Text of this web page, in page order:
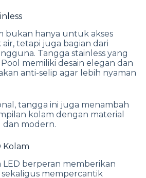
bukan hanya untuk akses
tetapi juga bagian dari
Tangga stainless yang
memiliki desain elegan dan
anti-selip agar lebih nyaman
tangga ini juga menambah
kolam dengan material
modern.
Kolam
LED berperan memberikan
sekaligus mempercantik